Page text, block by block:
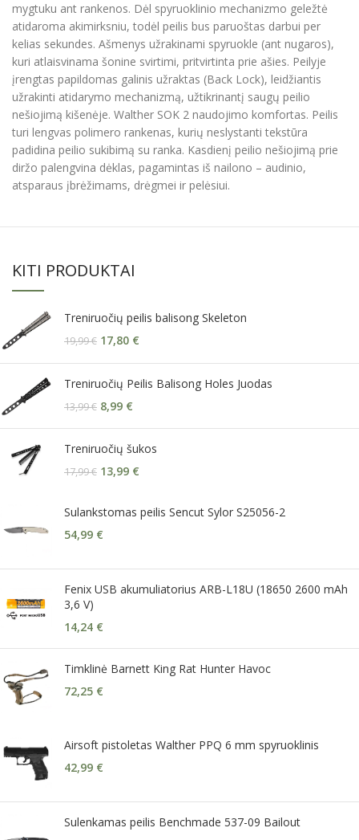
mygtuku ant rankenos. Dėl spyruoklinio mechanizmo geležtė
atidaroma akimirksniu, todėl peilis bus paruoštas darbui per
kelias sekundes. Ašmenys užrakinami spyruokle (ant nugaros),
kuri atlaisvinama šonine svirtimi, pritvirtinta prie ašies. Peilyje
įrengtas papildomas galinis užraktas (Back Lock), leidžiantis
užrakinti atidarymo mechanizmą, užtikrinantį saugų peilio
nešiojimą kišenėje. Walther SOK 2 naudojimo komfortas. Peilis
turi lengvas polimero rankenas, kurių neslystanti tekstūra
padidina peilio sukibimą su ranka. Kasdienį peilio nešiojimą prie
diržo palengvina dėklas, pagamintas iš nailono – audinio,
atsparaus įbrėžimams, drėgmei ir pelėsiui.
KITI PRODUKTAI
Treniruočių peilis balisong Skeleton
19,99€ 17,80 €
Treniruočių Peilis Balisong Holes Juodas
13,99€ 8,99 €
Treniruočių šukos
17,99€ 13,99 €
Sulankstomas peilis Sencut Sylor S25056-2
54,99 €
Fenix USB akumuliatorius ARB-L18U (18650 2600 mAh
3,6 V)
14,24 €
Timklinė Barnett King Rat Hunter Havoc
72,25 €
Airsoft pistoletas Walther PPQ 6 mm spyruoklinis
42,99 €
Sulenkamas peilis Benchmade 537-09 Bailout